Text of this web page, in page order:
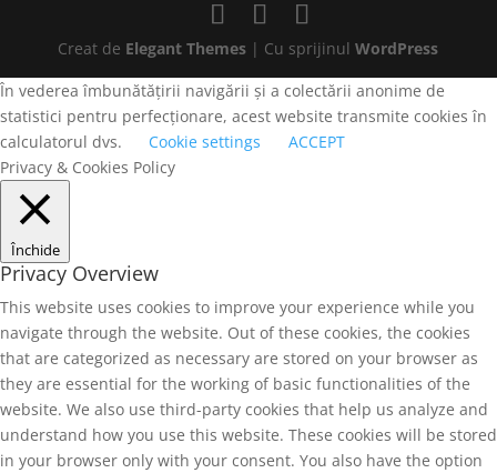
Creat de Elegant Themes | Cu sprijinulWordPress
În vederea îmbunătățirii navigării și a colectării anonime de
statistici pentru perfecționare, acest website transmite cookies în
calculatorul dvs.
Cookie settings
ACCEPT
Privacy & Cookies Policy
Închide
Privacy Overview
This website uses cookies to improve your experience while you
navigate through the website. Out of these cookies, the cookies
that are categorized as necessary are stored on your browser as
they are essential for the working of basic functionalities of the
website. We also use third-party cookies that help us analyze and
understand how you use this website. These cookies will be stored
in your browser only with your consent. You also have the option